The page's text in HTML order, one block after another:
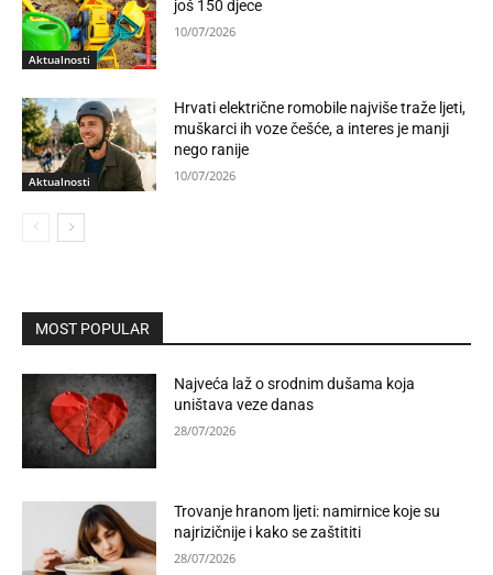
Aktualnosti
još 150 djece
10/07/2026
Aktualnosti
Hrvati električne romobile najviše traže ljeti,
muškarci ih voze češće, a interes je manji
nego ranije
10/07/2026
MOST POPULAR
Najveća laž o srodnim dušama koja
uništava veze danas
28/07/2026
Trovanje hranom ljeti: namirnice koje su
najrizičnije i kako se zaštititi
28/07/2026